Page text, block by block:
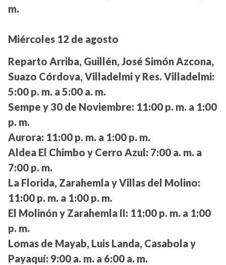
m.
Miércoles 12 de agosto
Reparto Arriba, Guillén, José Simón Azcona,
Suazo Córdova, Villadelmi y Res. Villadelmi:
5:00 p. m. a 5:00 a. m.
Sempe y 30 de Noviembre: 11:00 p. m. a 1:00
p. m.
Aurora: 11:00 p. m. a 1:00 p. m.
Aldea El Chimbo y Cerro Azul: 7:00 a. m. a
7:00 p. m.
La Florida, Zarahemla y Villas del Molino:
11:00 p. m. a 1:00 p. m.
El Molinón y Zarahemla II: 11:00 p. m. a 1:00
p. m.
Lomas de Mayab, Luis Landa, Casabola y
Payaquí: 9:00 a. m. a 6:00 a. m.